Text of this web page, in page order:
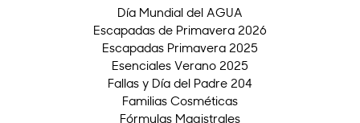
Día Mundial del AGUA
Escapadas de Primavera 2026
Escapadas Primavera 2025
Esenciales Verano 2025
Fallas y Día del Padre 204
Familias Cosméticas
Fórmulas Magistrales